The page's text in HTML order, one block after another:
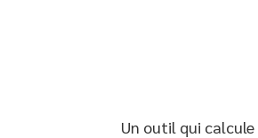
Un outil qui